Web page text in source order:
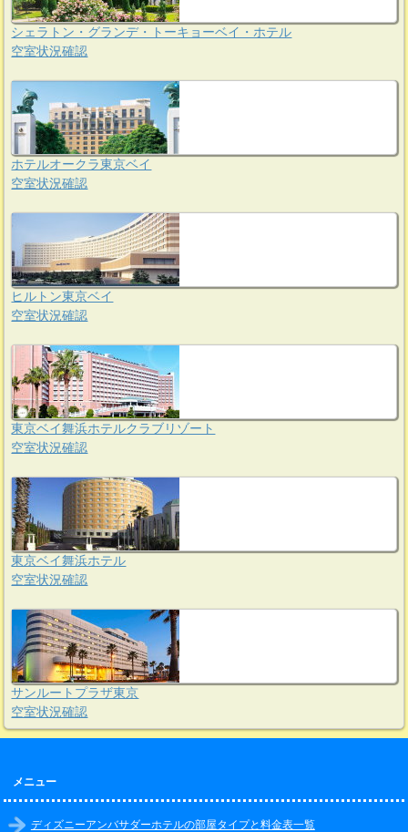
シェラトン・グランデ・トーキョーベイ・ホテル
空室状況確認
ホテルオークラ東京ベイ
空室状況確認
ヒルトン東京ベイ
空室状況確認
東京ベイ舞浜ホテルクラブリゾート
空室状況確認
東京ベイ舞浜ホテル
空室状況確認
サンルートプラザ東京
空室状況確認
メニュー
ディズニーアンバサダーホテルの部屋タイプと料金表一覧